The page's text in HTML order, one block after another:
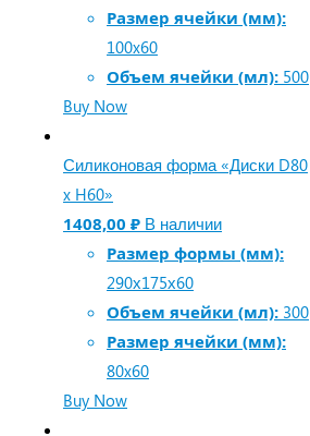
Размер ячейки (мм):
100x60
Объем ячейки (мл): 500
Buy Now
Силиконовая форма «Диски D80
x H60»
1408,00 ₽ В наличии
Размер формы (мм):
290х175х60
Объем ячейки (мл): 300
Размер ячейки (мм):
80x60
Buy Now